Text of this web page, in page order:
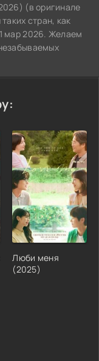
(в оригинале
стран, как
мар 2026. Желаем
Люби меня
(2025)